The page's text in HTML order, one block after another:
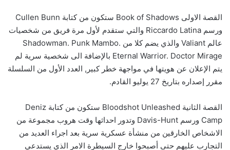
القصة الاولى Book of Shadows ستكون من كتابة Cullen Bunn
ورسم Riccardo Latina والتي ستقدم لأول مرة فريق من شخصيات
عالم Valiant والذي يضم كلا من Shadowman. Punk Mambo.
Eternal Warrior. Doctor Mirage بالإضافة الى شخصية سرية لم
يتم الإعلان عن هويتها في مواجهة خطر كبير, العدد الأول من السلسلة
مقرر إصداره بتاريخ 27 يوليو القادم.
القصة الثانية Bloodshot Unleashed ستكون من كتابة Deniz
Camp ورسم Davis-Hunt وتدور احداثها وقت هروب مجموعة من
الاشخاص الخارقين من منشأة عسكرية سرية بعد اجراء العديد من
التجارب عليهم حتى أصبحوا خارج السيطرة الامر الذي يستدعي